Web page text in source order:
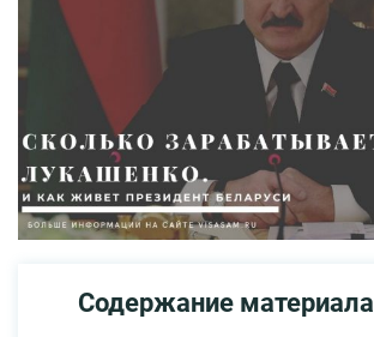
Содержание материала